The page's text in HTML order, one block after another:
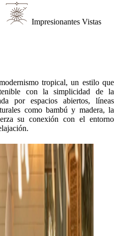
Impresionantes Vistas
tropical, un estilo que
con la simplicidad de la
por espacios abiertos, líneas
como bambú y madera, la
su conexión con el entorno